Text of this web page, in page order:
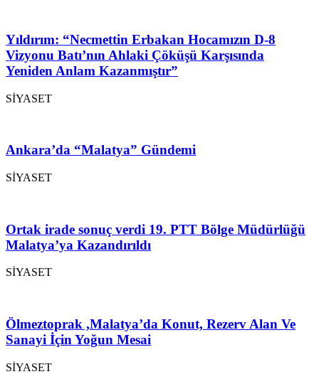
Yıldırım: “Necmettin Erbakan Hocamızın D-8
Vizyonu Batı’nın Ahlaki Çöküşü Karşısında
Yeniden Anlam Kazanmıştır”
SİYASET
Ankara’da “Malatya” Gündemi
SİYASET
Ortak irade sonuç verdi 19. PTT Bölge Müdürlüğü
Malatya’ya Kazandırıldı
SİYASET
Ölmeztoprak ,Malatya’da Konut, Rezerv Alan Ve
Sanayi İçin Yoğun Mesai
SİYASET